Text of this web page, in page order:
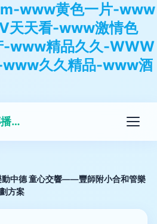
www黄色一片-www
天天看-www激情色
-www精品久久-WWW
www久久精品-www酒
河南藝境空間文化傳播有限公司
動中德 童心交響——豐師附小合和管樂
方案